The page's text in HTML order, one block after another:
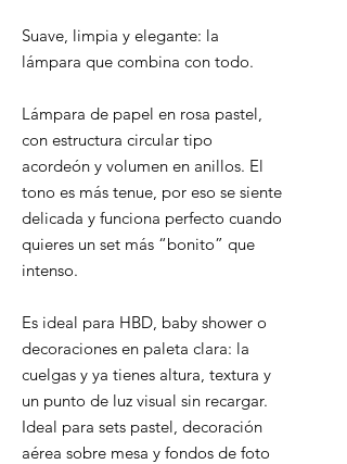
Suave, limpia y elegante: la
lámpara que combina con todo.
Lámpara de papel en rosa pastel,
con estructura circular tipo
acordeón y volumen en anillos. El
tono es más tenue, por eso se siente
delicada y funciona perfecto cuando
quieres un set más “bonito” que
intenso.
Es ideal para HBD, baby shower o
decoraciones en paleta clara: la
cuelgas y ya tienes altura, textura y
un punto de luz visual sin recargar.
Ideal para sets pastel, decoración
aérea sobre mesa y fondos de foto